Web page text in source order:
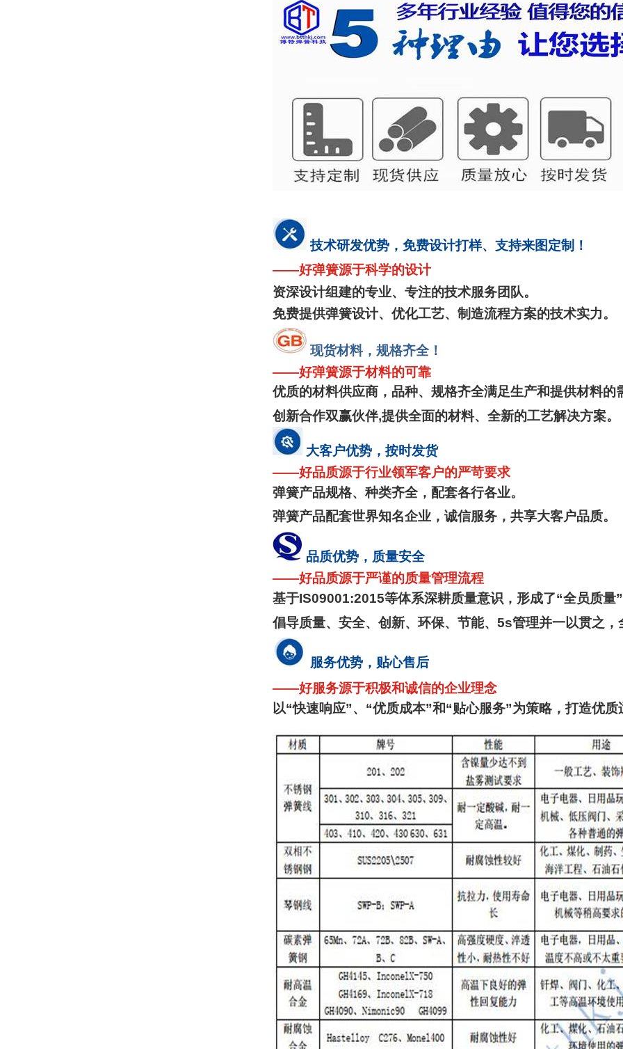
技术研发优势，免费设计打样、支持来图定制！
——好弹簧源于科学的设计
资深设计组建的专业、专注的技术服务团队。
免费提供弹簧设计、优化工艺、制造流程方案的技术实力。
现货材料，规格齐全！
——好弹簧源于材料的可靠
优质的材料供应商，品种、规格齐全满足生产和提供材料的
创新合作双赢伙伴,提供全面的材料、全新的工艺解决方案。
大客户优势，按时发货
——好品质源于行业领军客户的严苛要求
弹簧产品规格、种类齐全，配套各行各业。
弹簧产品配套世界知名企业，诚信服务，共享大客户品质。
品质优势，质量安全
——好品质源于严谨的质量管理流程
基于IS09001:2015等体系深耕质量意识，形成了“全员质量”
倡导质量、安全、创新、环保、节能、 5s管理并一以贯之，
服务优势，贴心售后
——好服务源于积极和诚信的企业理念
以“快速响应”、 “优质成本”和“贴心服务”为策略，打造优质